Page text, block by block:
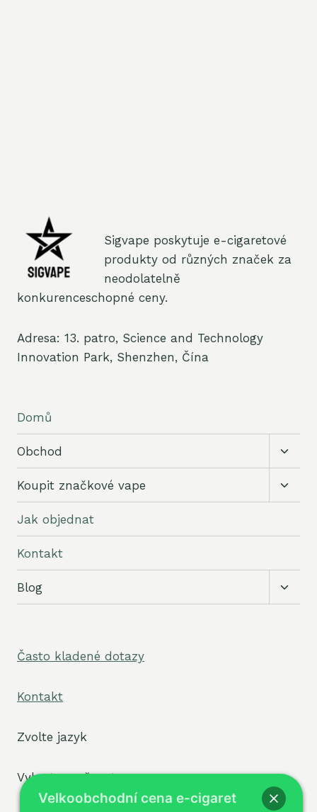
Sigvape poskytuje e-cigaretové
produkty od různých značek za
neodolatelně
konkurenceschopné ceny.
Adresa: 13. patro, Science and Technology
Innovation Park, Shenzhen, Čína
Domů
Obchod
Koupit značkové vape
Jak objednat
Kontakt
Blog
Často kladené dotazy
Kontakt
Zvolte jazyk
Vyberte možnost
Velkoobchodní cena e-cigaret